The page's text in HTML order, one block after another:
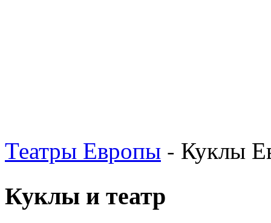
Театры Европы - Куклы
Куклы и театр